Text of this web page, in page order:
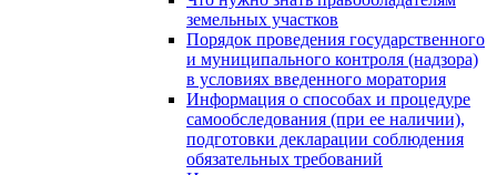
земельных участков
Порядок проведения государственного
и муниципального контроля (надзора)
в условиях введенного моратория
Информация о способах и процедуре
самообследования (при ее наличии),
подготовки декларации соблюдения
обязательных требований